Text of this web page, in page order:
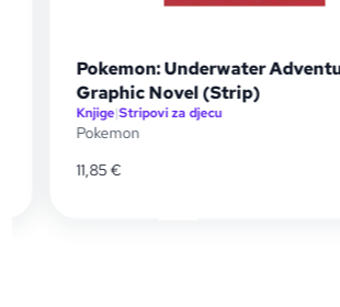
Pokemon: Underwater
Graphic Novel (Strip)
Knjige|Stripovi za djecu
Pokemon
11,85€